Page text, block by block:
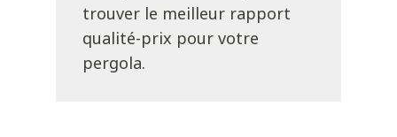
trouver le meilleur rapport
qualité-prix pour votre
pergola.